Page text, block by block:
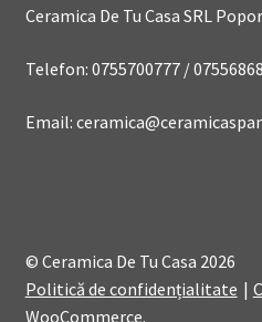
Ceramica De Tu Casa SRL
Telefon: 0755700777 /
Email:
© Ceramica De Tu Casa 2026
Politică de confidențialitate
WooCommerce.